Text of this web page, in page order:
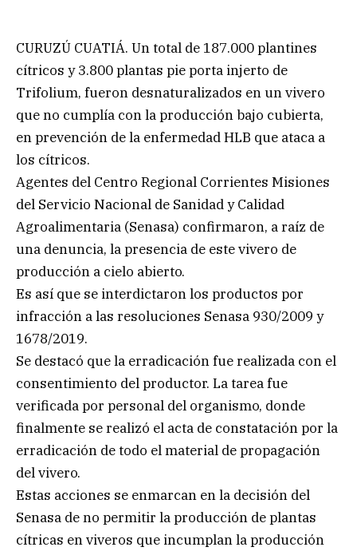
CURUZÚ CUATIÁ. Un total de 187.000 plantines
cítricos y 3.800 plantas pie porta injerto de
Trifolium, fueron desnaturalizados en un vivero
que no cumplía con la producción bajo cubierta,
en prevención de la enfermedad HLB que ataca a
los cítricos.
Agentes del Centro Regional Corrientes Misiones
del Servicio Nacional de Sanidad y Calidad
Agroalimentaria (Senasa) confirmaron, a raíz de
una denuncia, la presencia de este vivero de
producción a cielo abierto.
Es así que se interdictaron los productos por
infracción a las resoluciones Senasa 930/2009 y
1678/2019.
Se destacó que la erradicación fue realizada con el
consentimiento del productor. La tarea fue
verificada por personal del organismo, donde
finalmente se realizó el acta de constatación por la
erradicación de todo el material de propagación
del vivero.
Estas acciones se enmarcan en la decisión del
Senasa de no permitir la producción de plantas
cítricas en viveros que incumplan la producción